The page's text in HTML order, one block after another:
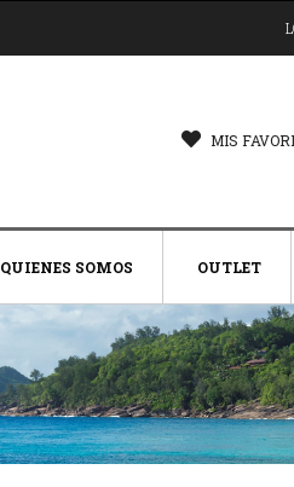
MIS
QUIENES SOMOS OUTLET